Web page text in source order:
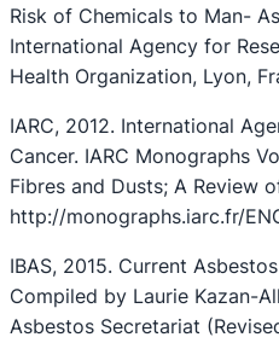
Risk of Chemicals to Man-
International Agency for
Health Organization, Lyon,
IARC, 2012. International
Cancer. IARC Monographs
Fibres and Dusts; A Review
http://monographs.iarc.fr/
IBAS, 2015. Current
Compiled by Laurie Kazan-
Asbestos Secretariat